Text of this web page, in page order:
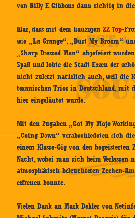
von Billy F. Gibbons dann richtig in
Klar, dass mit dem kauzigenZZ Top-
wie „La Grange“, „Dust My Broom“
„Sharp Dressed Man“ abgefeiert
Spaß und lobte die Stadt Essen der
nicht zuletzt natürlich auch, weil die
texanischen Trios in Deutschland, mit
hier eingeläutet wurde.
Mit den Zugaben „Got My Mojo
„Going Down“ verabschiedeten sich
einem Klasse-Gig von den begeisterten
Nacht, wobei man sich beim Verlassen
atmosphärisch beleuchteten Zechen-
erfreuen konnte.
Vielen Dank an Mark Dehler von